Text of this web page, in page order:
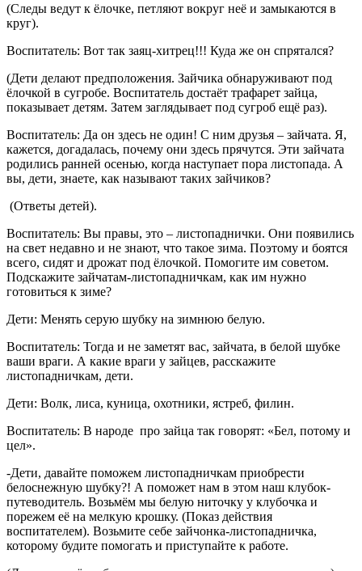
(Следы ведут к ёлочке, петляют вокруг неё и замыкаются в
круг).
Воспитатель: Вот так заяц-хитрец!!! Куда же он спрятался?
(Дети делают предположения. Зайчика обнаруживают под
ёлочкой в сугробе. Воспитатель достаёт трафарет зайца,
показывает детям. Затем заглядывает под сугроб ещё раз).
Воспитатель: Да он здесь не один! С ним друзья – зайчата. Я,
кажется, догадалась, почему они здесь прячутся. Эти зайчата
родились ранней осенью, когда наступает пора листопада. А
вы, дети, знаете, как называют таких зайчиков?
(Ответы детей).
Воспитатель: Вы правы, это – листопаднички. Они появились
на свет недавно и не знают, что такое зима. Поэтому и боятся
всего, сидят и дрожат под ёлочкой. Помогите им советом.
Подскажите зайчатам-листопадничкам, как им нужно
готовиться к зиме?
Дети: Менять серую шубку на зимнюю белую.
Воспитатель: Тогда и не заметят вас, зайчата, в белой шубке
ваши враги. А какие враги у зайцев, расскажите
листопадничкам, дети.
Дети: Волк, лиса, куница, охотники, ястреб, филин.
Воспитатель: В народе про зайца так говорят: «Бел, потому и
цел».
-Дети, давайте поможем листопадничкам приобрести
белоснежную шубку?! А поможет нам в этом наш клубок-
путеводитель. Возьмём мы белую ниточку у клубочка и
порежем её на мелкую крошку. (Показ действия
воспитателем). Возьмите себе зайчонка-листопадничка,
которому будите помогать и приступайте к работе.